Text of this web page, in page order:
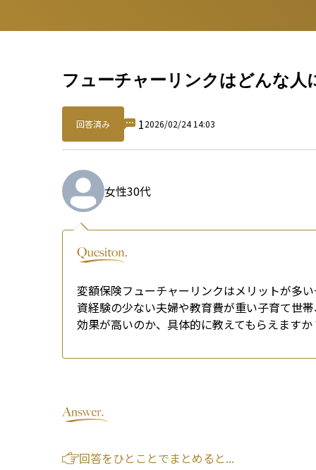
フューチャーリンクはどんな人
回答済み 12026/02/24 14:03
女性30代
変額保険フューチャーリンクはメリットが多
資経験の少ない夫婦や教育費が重い子育て世
効果が高いのか、具体的に教えてもらえますか
回答をひとことでまとめると...